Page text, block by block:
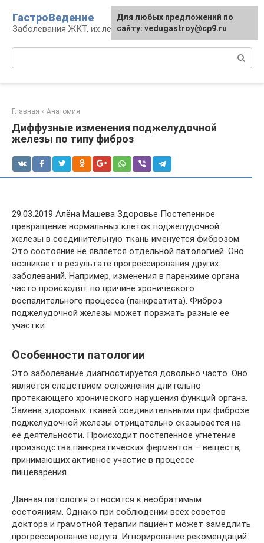
контенту
ГастроВедение
Заболевания ЖКТ, их лечение и профилактика
Главная » Анатомия
Диффузные изменения поджелудочной
железы по типу фиброз
29.03.2019 Алёна Машева Здоровье Постепенное
превращение нормальных клеток поджелудочной
железы в соединительную ткань именуется фиброзом.
Это состояние не является отдельной патологией. Оно
возникает в результате прогрессирования других
заболеваний. Например, изменения в паренхиме органа
часто происходят по причине хронического
воспалительного процесса (панкреатита). Фиброз
поджелудочной железы может поражать разные ее
участки.
Особенности патологии
Это заболевание диагностируется довольно часто. Оно
является следствием осложнения длительно
протекающего хронического нарушения функций органа.
Замена здоровых тканей соединительными при фиброзе
поджелудочной железы отрицательно сказывается на
ее деятельности. Происходит постепенное угнетение
производства панкреатических ферментов – веществ,
принимающих активное участие в процессе
пищеварения.
Данная патология относится к необратимым
состояниям. Однако при соблюдении всех советов
доктора и грамотной терапии пациент может замедлить
прогрессирование недуга. Игнорирование рекомендаций
Для любых предложений по
сайту: vedugastroy@cp9.ru